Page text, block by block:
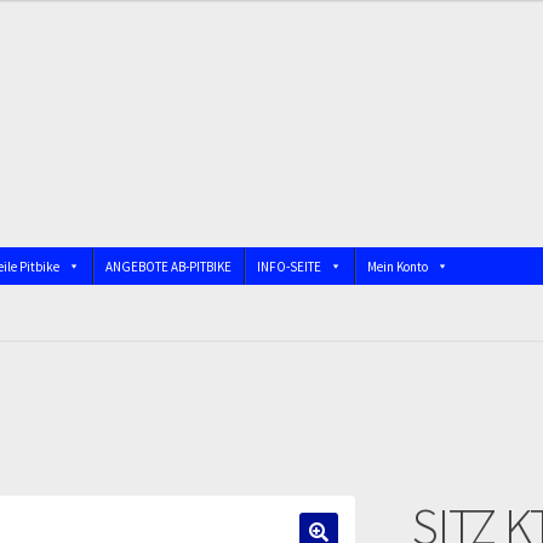
Pitbike ANGEBOTE AB-PITBIKE INFO-SEITE Mein Konto
Pitbike JuniorPitbike-TrainingSITZ